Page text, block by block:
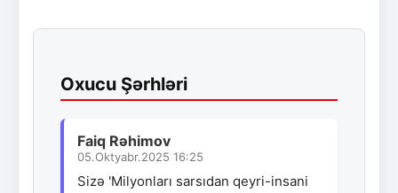
Oxucu Şərhləri
Faiq Rəhimov
05.Oktyabr.2025 16:25
Sizə 'Milyonları sarsıdan qeyri-insani